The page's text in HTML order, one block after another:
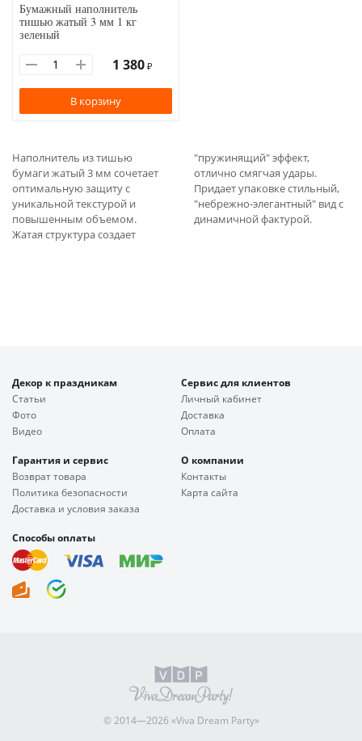
Бумажный наполнитель
тишью жатый 3 мм 1 кг
зеленый
1 380 ₽
В корзину
Наполнитель из тишью
бумаги жатый 3 мм сочетает
оптимальную защиту с
уникальной текстурой и
повышенным объемом.
Жатая структура создает
"пружинящий" эффект,
отлично смягчая удары.
Придает упаковке стильный,
"небрежно-элегантный" вид с
динамичной фактурой.
Декор к праздникам
Статьи
Фото
Видео
Сервис для клиентов
Личный кабинет
Доставка
Оплата
Гарантия и сервис
Возврат товара
Политика безопасности
Доставка и условия заказа
О компании
Контакты
Карта сайта
Способы оплаты
© 2014—2026 «Viva Dream Party»